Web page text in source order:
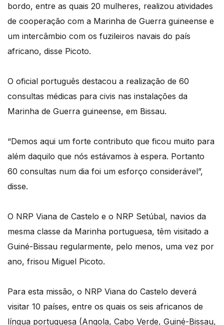
bordo, entre as quais 20 mulheres, realizou atividades
de cooperação com a Marinha de Guerra guineense e
um intercâmbio com os fuzileiros navais do país
africano, disse Picoto.
O oficial português destacou a realização de 60
consultas médicas para civis nas instalações da
Marinha de Guerra guineense, em Bissau.
“Demos aqui um forte contributo que ficou muito para
além daquilo que nós estávamos à espera. Portanto
60 consultas num dia foi um esforço considerável”,
disse.
O NRP Viana de Castelo e o NRP Setúbal, navios da
mesma classe da Marinha portuguesa, têm visitado a
Guiné-Bissau regularmente, pelo menos, uma vez por
ano, frisou Miguel Picoto.
Para esta missão, o NRP Viana do Castelo deverá
visitar 10 países, entre os quais os seis africanos de
língua portuguesa (Angola, Cabo Verde, Guiné-Bissau,